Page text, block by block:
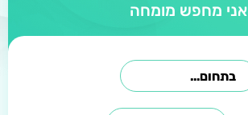
אני מחפש מומחה